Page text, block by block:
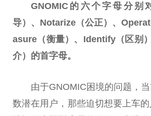
GNOMIC的六个字母分别
导）、Notarize（公正）、
asure（衡量）、Identify（区别
介）的首字母。
由于GNOMIC困境的问题，
数潜在用户，那些迫切想要上车